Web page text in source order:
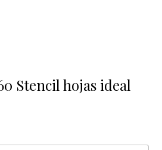
Stencil hojas ideal